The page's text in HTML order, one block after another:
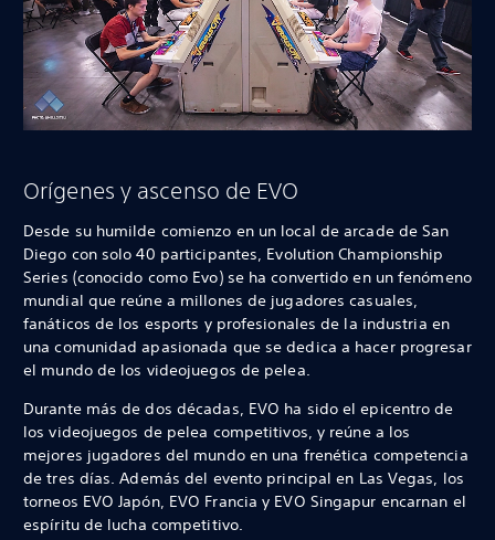
Orígenes y ascenso de EVO
Desde su humilde comienzo en un local de arcade de San
Diego con solo 40 participantes, Evolution Championship
Series (conocido como Evo) se ha convertido en un fenómeno
mundial que reúne a millones de jugadores casuales,
fanáticos de los esports y profesionales de la industria en
una comunidad apasionada que se dedica a hacer progresar
el mundo de los videojuegos de pelea.
Durante más de dos décadas, EVO ha sido el epicentro de
los videojuegos de pelea competitivos, y reúne a los
mejores jugadores del mundo en una frenética competencia
de tres días. Además del evento principal en Las Vegas, los
torneos EVO Japón, EVO Francia y EVO Singapur encarnan el
espíritu de lucha competitivo.